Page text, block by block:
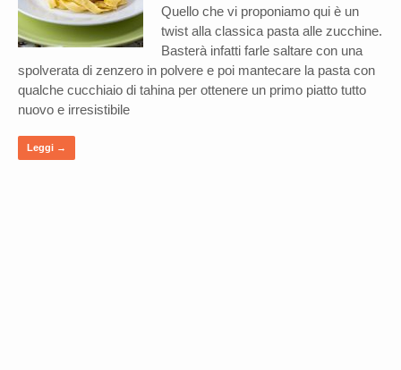
Quello che vi proponiamo qui è un
twist alla classica pasta alle zucchine.
Basterà infatti farle saltare con una
spolverata di zenzero in polvere e poi mantecare la pasta con
qualche cucchiaio di tahina per ottenere un primo piatto tutto
nuovo e irresistibile
Leggi →